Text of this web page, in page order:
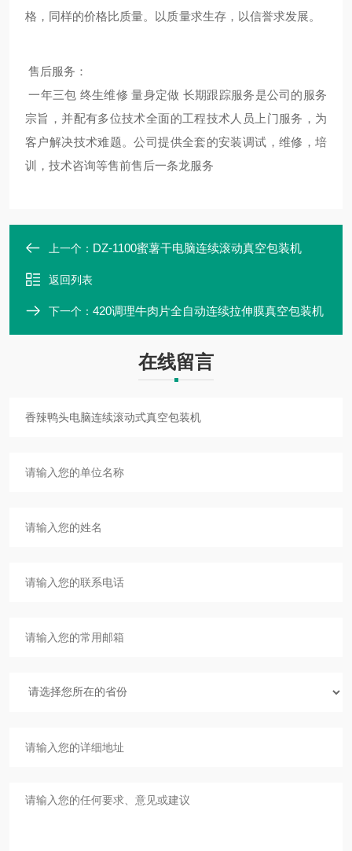
格，同样的价格比质量。以质量求生存，以信誉求发展。
售后服务：
一年三包 终生维修 量身定做 长期跟踪服务是公司的服务
宗旨，并配有多位技术全面的工程技术人员上门服务，为
客户解决技术难题。公司提供全套的安装调试，维修，培
训，技术咨询等售前售后一条龙服务
上一个： DZ-1100蜜薯干电脑连续滚动真空包装机
返回列表
下一个： 420调理牛肉片全自动连续拉伸膜真空包装机
在线留言